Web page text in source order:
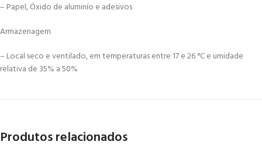
– Papel, Óxido de aluminío e adesivos
Armazenagem
– Local seco e ventilado, em temperaturas entre 17 e 26 °C e umidade
relativa de 35% a 50%
Produtos relacionados